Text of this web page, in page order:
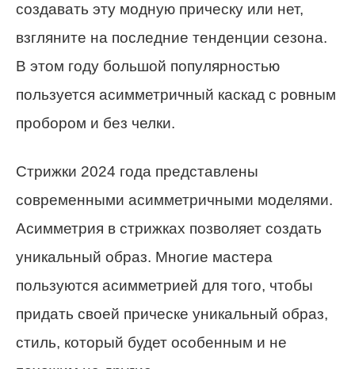
создавать эту модную прическу или нет,
взгляните на последние тенденции сезона.
В этом году большой популярностью
пользуется асимметричный каскад с ровным
пробором и без челки.
Стрижки 2024 года представлены
современными асимметричными моделями.
Асимметрия в стрижках позволяет создать
уникальный образ. Многие мастера
пользуются асимметрией для того, чтобы
придать своей прическе уникальный образ,
стиль, который будет особенным и не